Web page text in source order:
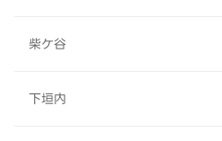
柴ケ谷
下垣内